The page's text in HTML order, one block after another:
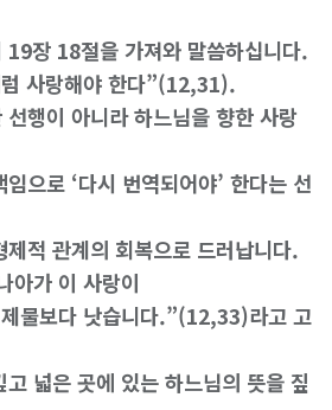
19장 18절을 가져와 말씀하십니다.
사랑해야 한다”(12,31).
행이 아니라 하느님을 향한 사랑
으로 ‘다시 번역되어야’ 한다는 선
적 관계의 회복으로 드러납니다.
아가 이 사랑이
물보다 낫습니다.”(12,33)라고 고
넓은 곳에 있는 하느님의 뜻을 짚